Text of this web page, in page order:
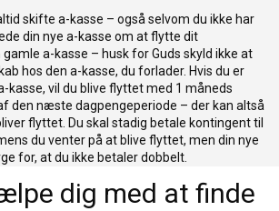
skifte a-kasse – også selvom du ikke har
din nye a-kasse om at flytte dit
a-kasse – husk for Guds skyld ikke at
hos den a-kasse, du forlader. Hvis du er
kasse, vil du blive flyttet med 1 måneds
den næste dagpengeperiode – der kan altså
flyttet. Du skal stadig betale kontingent til
du venter på at blive flyttet, men din nye
for, at du ikke betaler dobbelt.
dig med at finde